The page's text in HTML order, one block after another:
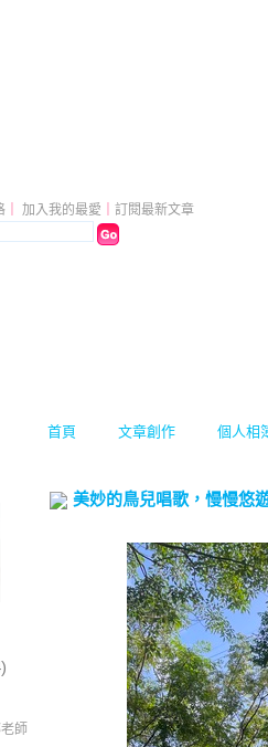
首頁 文章創作 個人相
加入我的最愛 訂閱最新文章
師
美妙的鳥兒唱歌，慢慢悠